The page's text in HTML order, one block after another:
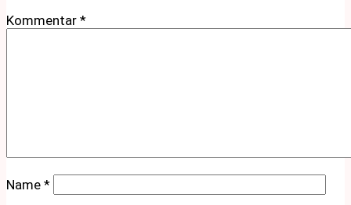
Kommentar *
Name *